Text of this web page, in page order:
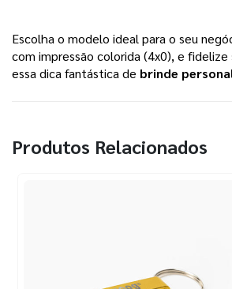
Escolha o modelo ideal para o seu
com impressão colorida (4x0), e
essa dica fantástica de brinde
Produtos Relacionados